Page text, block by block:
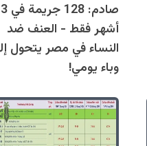
صادم: 128 جريمة في 3
أشهر فقط - العنف ضد
النساء في مصر يتحول
وباء يومي!